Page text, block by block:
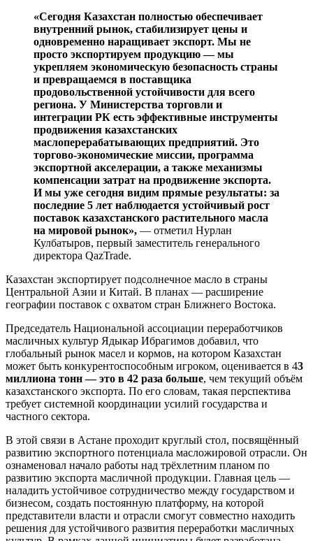
«Сегодня Казахстан полностью обеспечивает
внутренний рынок, стабилизирует цены и
одновременно наращивает экспорт. Мы не
просто экспортируем продукцию — мы
укрепляем экономическую безопасность страны
и превращаемся в поставщика
продовольственной устойчивости для всего
региона. У Министерства торговли и
интеграции РК есть эффективные инструменты
продвижения казахстанских
маслоперерабатывающих предприятий. Это
торгово-экономические миссии, программа
экспортной акселерации, а также механизмы
компенсации затрат на продвижение экспорта.
И мы уже сегодня видим прямые результаты: за
последние 5 лет наблюдается устойчивый рост
поставок казахстанского растительного масла
на мировой рынок», — отметил Нурлан
Кулбатыров, первый заместитель генерального
директора QazTrade.
Казахстан экспортирует подсолнечное масло в страны
Центральной Азии и Китай. В планах — расширение
географии поставок с охватом стран Ближнего Востока.
Председатель Национальной ассоциации переработчиков
масличных культур Ядыкар Ибрагимов добавил, что
глобальный рынок масел и кормов, на котором Казахстан
может быть конкурентоспособным игроком, оценивается в 43
миллиона тонн — это в 42 раза больше, чем текущий объём
казахстанского экспорта. По его словам, такая перспектива
требует системной координации усилий государства и
частного сектора.
В этой связи в Астане проходит круглый стол, посвящённый
развитию экспортного потенциала масложировой отрасли. Он
ознаменовал начало работы над трёхлетним планом по
развитию экспорта масличной продукции. Главная цель —
наладить устойчивое сотрудничество между государством и
бизнесом, создать постоянную платформу, на которой
представители власти и отрасли смогут совместно находить
решения для устойчивого развития переработки масличных